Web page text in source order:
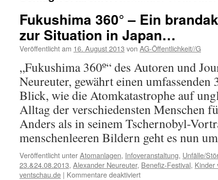
Fukushima 360° – Ein
zur Situation in Japan…
Veröffentlicht am 16. August 2013 von AG-Öffentlichkeit//G
„Fukushima 360º“ des Autoren und
Neureuter, gewährt einen
Blick, wie die Atomkatastrophe auf
Alltag der verschiedensten Menschen
Anders als in seinem Tschernobyl-
menschenleeren Bildern geht es nun
Veröffentlicht unterAtomanlagen, Infoveranstaltung, Unfälle/
23.&24.08.2013, Alexander Neureuter, Benefiz-Festival, Kinder
ventschau.de | Kommentare deaktiviertfür